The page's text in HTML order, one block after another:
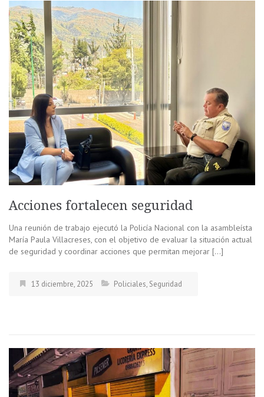
Acciones fortalecen seguridad
Una reunión de trabajo ejecutó la Policía Nacional con la asambleísta
María Paula Villacreses, con el objetivo de evaluar la situación actual
de seguridad y coordinar acciones que permitan mejorar […]
13 diciembre, 2025 Policiales, Seguridad